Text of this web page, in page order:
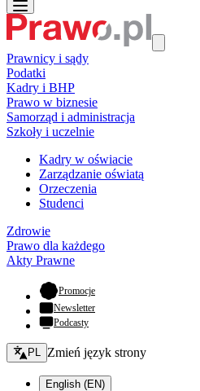
Prawnicy i sądy
Podatki
Kadry i BHP
Prawo w biznesie
Samorząd i administracja
Szkoły i uczelnie
Kadry w oświacie
Zarządzanie oświatą
Orzeczenia
Studenci
Zdrowie
Prawo dla każdego
Akty Prawne
Promocje- otwiera się w nowej karcie
Newsletter
Podcasty
Zmień język - bieżący:
PL Zmień język strony
English (EN)